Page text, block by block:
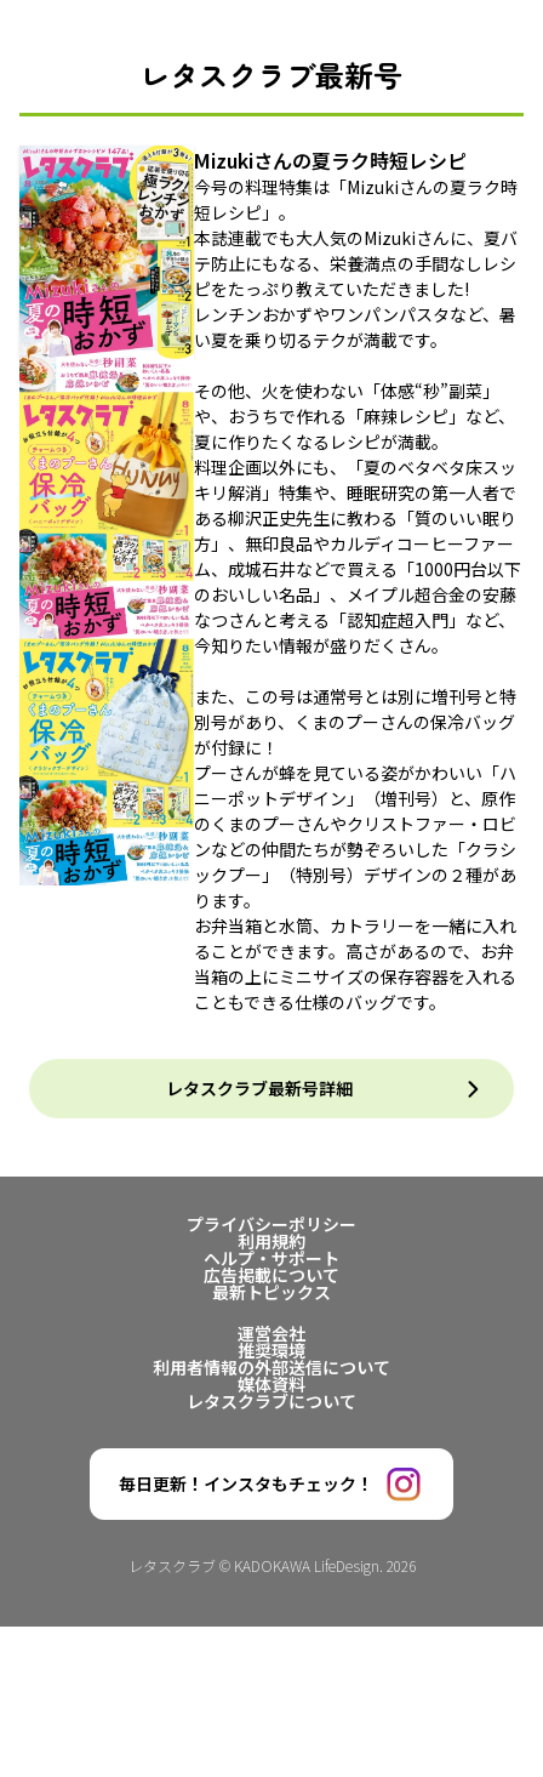
レタスクラブ最新号
Mizukiさんの夏ラク時短レシピ
今号の料理特集は「Mizukiさんの夏ラク時
短レシピ」。
本誌連載でも大人気のMizukiさんに、夏バ
テ防止にもなる、栄養満点の手間なしレシ
ピをたっぷり教えていただきました!
レンチンおかずやワンパンパスタなど、暑
い夏を乗り切るテクが満載です。
その他、火を使わない「体感“秒”副菜」
や、おうちで作れる「麻辣レシピ」など、
夏に作りたくなるレシピが満載。
料理企画以外にも、「夏のベタベタ床スッ
キリ解消」特集や、睡眠研究の第一人者で
ある柳沢正史先生に教わる「質のいい眠り
方」、無印良品やカルディコーヒーファー
ム、成城石井などで買える「1000円台以下
のおいしい名品」、メイプル超合金の安藤
なつさんと考える「認知症超入門」など、
今知りたい情報が盛りだくさん。
また、この号は通常号とは別に増刊号と特
別号があり、くまのプーさんの保冷バッグ
が付録に！
プーさんが蜂を見ている姿がかわいい「ハ
ニーポットデザイン」（増刊号）と、原作
のくまのプーさんやクリストファー・ロビ
ンなどの仲間たちが勢ぞろいした「クラシ
ックプー」（特別号）デザインの２種があ
ります。
お弁当箱と水筒、カトラリーを一緒に入れ
ることができます。高さがあるので、お弁
当箱の上にミニサイズの保存容器を入れる
こともできる仕様のバッグです。
レタスクラブ最新号詳細
プライバシーポリシー
利用規約
ヘルプ・サポート
広告掲載について
最新トピックス
運営会社
推奨環境
利用者情報の外部送信について
媒体資料
レタスクラブについて
毎日更新！インスタもチェック！
レタスクラブ © KADOKAWA LifeDesign. 2026